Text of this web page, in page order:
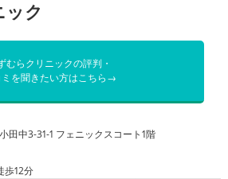
ク
むらクリニックの評判・
ミを聞きたい方はこちら→
田中3-31-1 フェニックスコート1階
歩12分